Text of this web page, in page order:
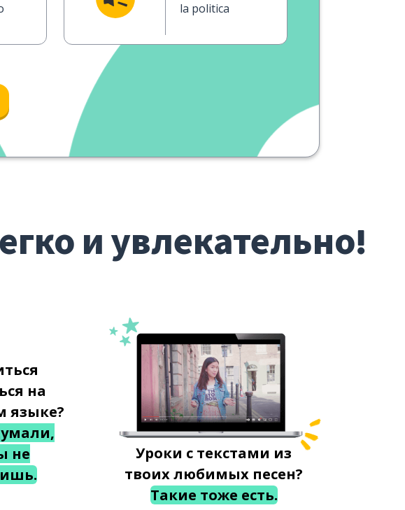
la politica
и увлекательно!
на
языке?
не
Уроки с текстами из
твоих любимых песен?
Такие тоже есть.